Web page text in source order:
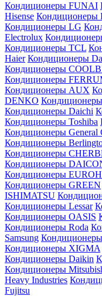
Кондиционеры FUNAI
Hisense Кондиционеры
Кондиционеры LG
Electrolux
Кондиционеры TCL
Haier Кондиционеры
Кондиционеры
Кондиционеры
Кондиционеры AUX
DENKO
Кондиционеры Daichi
Кондиционеры Toshiba
Кондиционеры General
Кондиционеры
Кондиционеры
Кондиционеры
Кондиционеры
Кондиционеры GREEN
ISHIMATSU
Кондиционеры Lessar
Кондиционеры OASIS
Кондиционеры Roda
Samsung
Кондиционеры XIGMA
Кондиционеры Daikin
Кондиционеры
Heavy Industries
Fujitsu